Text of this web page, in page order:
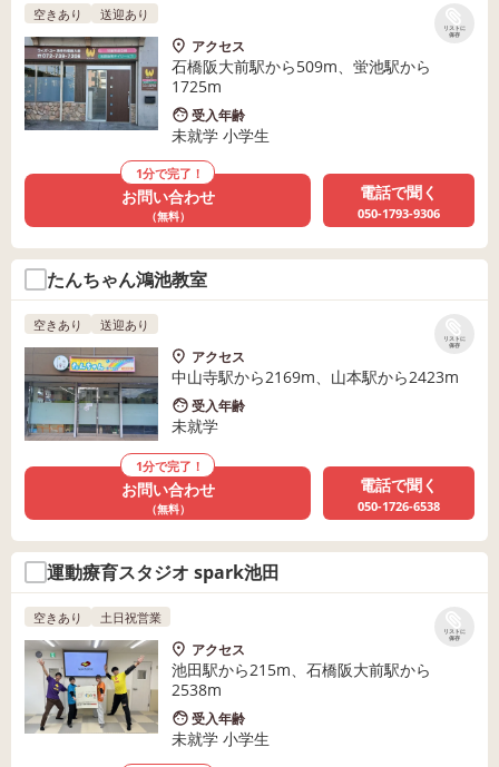
リストに
保存
空きあり 送迎あり
アクセス
石橋阪大前駅から509m、蛍池駅から
1725m
受入年齢
未就学 小学生
1分で完了！
お問い合わせ
（無料）
電話で聞く
050-1793-9306
たんちゃん鴻池教室
リストに
保存
空きあり 送迎あり
アクセス
中山寺駅から2169m、山本駅から2423m
受入年齢
未就学
1分で完了！
お問い合わせ
（無料）
電話で聞く
050-1726-6538
運動療育スタジオ spark池田
リストに
保存
空きあり 土日祝営業
アクセス
池田駅から215m、石橋阪大前駅から
2538m
受入年齢
未就学 小学生